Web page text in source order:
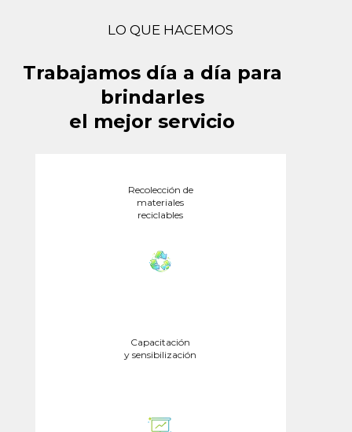
LO QUE HACEMOS
Trabajamos día a día para
brindarles
el mejor servicio
Recolección de
materiales
reciclables
Capacitación
y sensibilización